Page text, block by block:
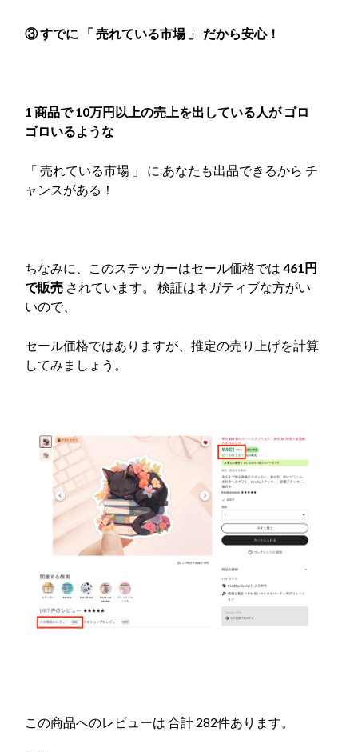
③ すでに 「 売れている市場 」 だから安心！
1 商品で 10万円以上の売上を出している人が ゴロ
ゴロいるような
「 売れている市場 」 に あなたも出品できるから チ
ャンスがある！
ちなみに、このステッカーはセール価格では 461円
で販売 されています。 検証はネガティブな方がい
いので、
セール価格ではありますが、推定の売り上げを計算
してみましょう。
この商品へのレビューは 合計 282件あります。